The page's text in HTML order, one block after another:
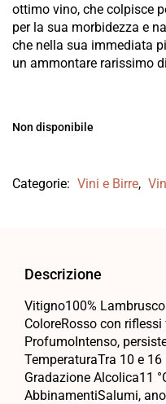
ottimo vino, che colpisce
per la sua morbidezza e
che nella sua immediata
un ammontare rarissimo
Non disponibile
Categorie: Vini e Birre,
Descrizione
Vitigno100%
ColoreRosso con riflessi
ProfumoIntenso,
TemperaturaTra 10 e 16
Gradazione Alcolica11
AbbinamentiSalumi,